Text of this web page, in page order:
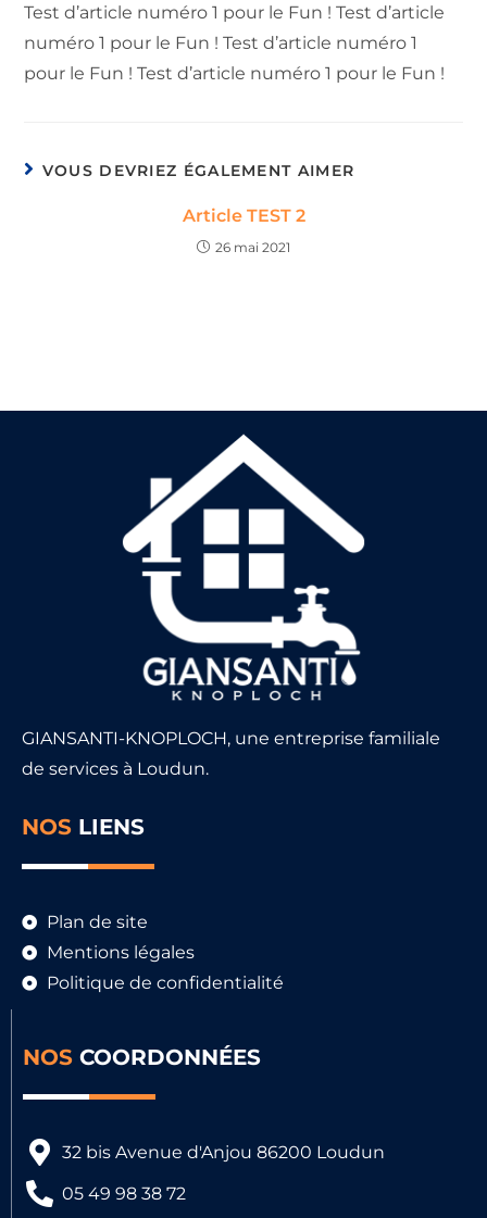
Test d’article numéro 1 pour le Fun ! Test d’article
numéro 1 pour le Fun ! Test d’article numéro 1
pour le Fun ! Test d’article numéro 1 pour le Fun !
VOUS DEVRIEZ ÉGALEMENT AIMER
Article TEST 2
26 mai 2021
GIANSANTI-KNOPLOCH, une entreprise familiale
de services à Loudun.
NOS LIENS
Plan de site
Mentions légales
Politique de confidentialité
NOS COORDONNÉES
32 bis Avenue d'Anjou 86200 Loudun
05 49 98 38 72